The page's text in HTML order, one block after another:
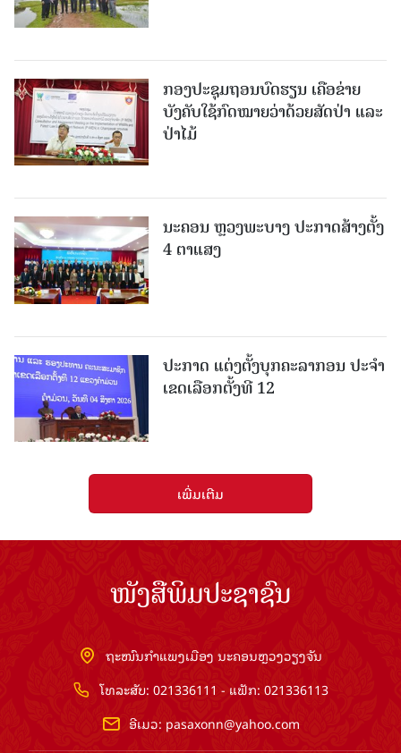
ກອງປະຊຸມຖອນບົດຮຽນ ເຄືອຂ່າຍ
ບັງຄັບໃຊ້ກົດໝາຍວ່າດ້ວຍສັດປ່າ ແລະ
ປ່າໄມ້
ນະຄອນ ຫຼວງພະບາງ ປະ​ກາດ​ສ້າງ​ຕັ້ງ
4 ຕາແສງ
ປະກາດ ແຕ່ງຕັ້ງບຸກຄະລາກອນ ປະຈໍາ
ເຂດເລືອກຕັ້ງທີ 12
ເພີ່ມເຕີມ
ໜັງສືພິມປະຊາຊົນ
ຖະໜົນກຳແພງເມືອງ ນະຄອນຫຼວງວຽງຈັນ
ໂທລະສັບ: 021336111 - ແຟັກ: 021336113
ອີເມວ: pasaxonn@yahoo.com